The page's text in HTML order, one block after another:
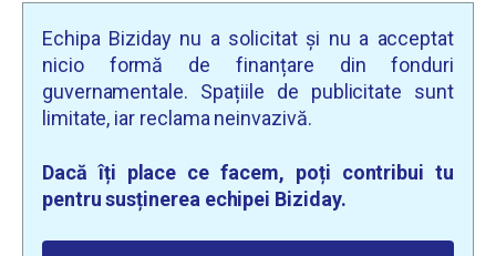
Echipa Biziday nu a solicitat și nu a acceptat
nicio formă de finanțare din fonduri
guvernamentale. Spațiile de publicitate sunt
limitate, iar reclama neinvazivă.
Dacă îți place ce facem, poți contribui tu
pentru susținerea echipei Biziday.